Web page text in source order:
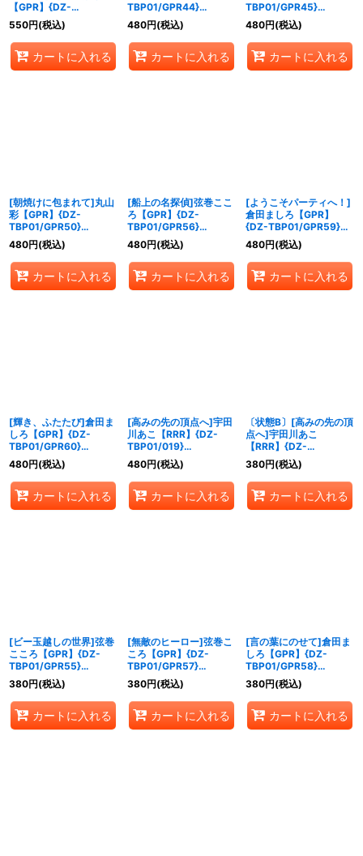
【GPR】{DZ-
TBP01/GPR23}
《BanGDream!》
550円(税込)
カートに入れる
TBP01/GPR44}
《BanGDream!》
480円(税込)
カートに入れる
TBP01/GPR45}
《BanGDream!》
480円(税込)
カートに入れる
[朝焼けに包まれて]丸山
彩【GPR】{DZ-
TBP01/GPR50}
《BanGDream!》
480円(税込)
カートに入れる
[船上の名探偵]弦巻ここ
ろ【GPR】{DZ-
TBP01/GPR56}
《BanGDream!》
480円(税込)
カートに入れる
[ようこそパーティへ！]
倉田ましろ【GPR】
{DZ-TBP01/GPR59}
《BanGDream!》
480円(税込)
カートに入れる
[輝き、ふたたび]倉田ま
しろ【GPR】{DZ-
TBP01/GPR60}
《BanGDream!》
480円(税込)
カートに入れる
[高みの先の頂点へ]宇田
川あこ【RRR】{DZ-
TBP01/019}
《BanGDream!》
480円(税込)
カートに入れる
〔状態B〕[高みの先の頂
点へ]宇田川あこ
【RRR】{DZ-
TBP01/019}
《BanGDream!》
380円(税込)
カートに入れる
[ビー玉越しの世界]弦巻
こころ【GPR】{DZ-
TBP01/GPR55}
《BanGDream!》
380円(税込)
カートに入れる
[無敵のヒーロー]弦巻こ
ころ【GPR】{DZ-
TBP01/GPR57}
《BanGDream!》
380円(税込)
カートに入れる
[言の葉にのせて]倉田ま
しろ【GPR】{DZ-
TBP01/GPR58}
《BanGDream!》
380円(税込)
カートに入れる